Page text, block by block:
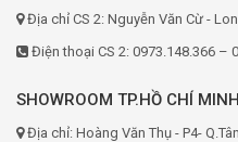
Địa chỉ CS 2: Nguyễn Văn Cừ -
Điện thoại CS 2: 0973.148.366 –
SHOWROOM TP.HỒ CHÍ MINH
Địa chỉ: Hoàng Văn Thụ - P4-